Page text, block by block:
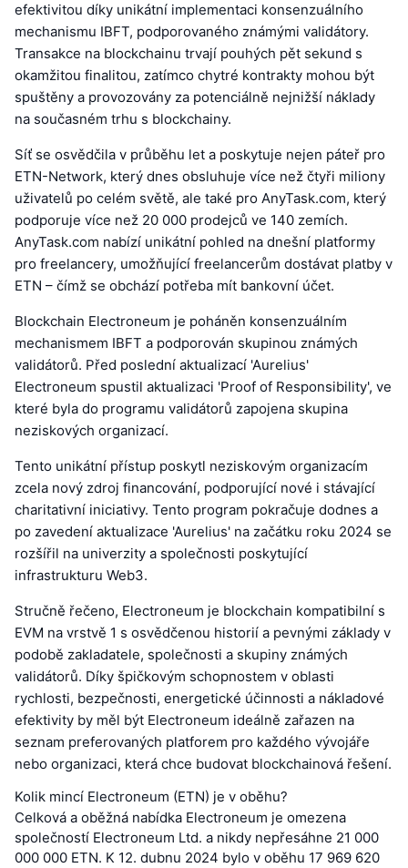
efektivitou díky unikátní implementaci konsenzuálního
mechanismu IBFT, podporovaného známými validátory.
Transakce na blockchainu trvají pouhých pět sekund s
okamžitou finalitou, zatímco chytré kontrakty mohou být
spuštěny a provozovány za potenciálně nejnižší náklady
na současném trhu s blockchainy.
Síť se osvědčila v průběhu let a poskytuje nejen páteř pro
ETN-Network, který dnes obsluhuje více než čtyři miliony
uživatelů po celém světě, ale také pro AnyTask.com, který
podporuje více než 20 000 prodejců ve 140 zemích.
AnyTask.com nabízí unikátní pohled na dnešní platformy
pro freelancery, umožňující freelancerům dostávat platby v
ETN – čímž se obchází potřeba mít bankovní účet.
Blockchain Electroneum je poháněn konsenzuálním
mechanismem IBFT a podporován skupinou známých
validátorů. Před poslední aktualizací 'Aurelius'
Electroneum spustil aktualizaci 'Proof of Responsibility', ve
které byla do programu validátorů zapojena skupina
neziskových organizací.
Tento unikátní přístup poskytl neziskovým organizacím
zcela nový zdroj financování, podporující nové i stávající
charitativní iniciativy. Tento program pokračuje dodnes a
po zavedení aktualizace 'Aurelius' na začátku roku 2024 se
rozšířil na univerzity a společnosti poskytující
infrastrukturu Web3.
Stručně řečeno, Electroneum je blockchain kompatibilní s
EVM na vrstvě 1 s osvědčenou historií a pevnými základy v
podobě zakladatele, společnosti a skupiny známých
validátorů. Díky špičkovým schopnostem v oblasti
rychlosti, bezpečnosti, energetické účinnosti a nákladové
efektivity by měl být Electroneum ideálně zařazen na
seznam preferovaných platforem pro každého vývojáře
nebo organizaci, která chce budovat blockchainová řešení.
Kolik mincí Electroneum (ETN) je v oběhu?
Celková a oběžná nabídka Electroneum je omezena
společností Electroneum Ltd. a nikdy nepřesáhne 21 000
000 000 ETN. K 12. dubnu 2024 bylo v oběhu 17 969 620